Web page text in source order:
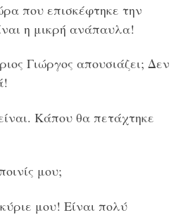
που επισκέφτηκε την
η μικρή ανάπαυλα!
Γιώργος απουσιάζει; Δεν
Κάπου θα πετάχτηκε
μου;
μου! Είναι πολύ